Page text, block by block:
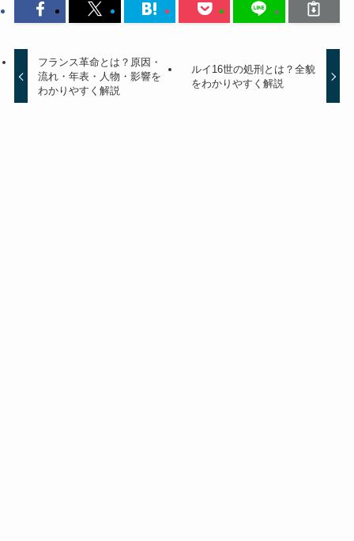
フランス革命とは？原因・
流れ・年表・人物・影響を
わかりやすく解説
ルイ16世の処刑とは？全貌
をわかりやすく解説